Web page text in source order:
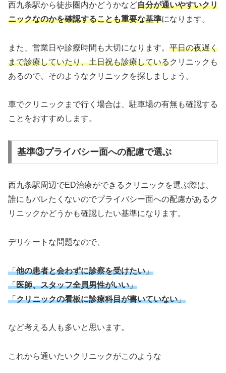
西九条駅から徒歩圏内かどうかなど自分が通いやすいクリ
ニックなのかを確認することも重要な基準になります。
また、営業日や診療時間も大切になります。 平日の夜遅く
まで診療していたり、土日祝も診療しているクリニックも
あるので、そのようなクリニックを探しましょう。
車でクリニックまで行く場合は、駐車場の有無も確認する
ことをおすすめします。
基準③プライバシー面への配慮で選ぶ
西九条駅周辺でED治療ができるクリニックを選ぶ際は、
誰にもバレたくないのでプライバシー面への配慮があるク
リニックかどうかも確認したい基準になります。
デリケートな問題なので、
「他の患者と会わずに診察を受けたい」
「医師、スタッフ全員男性がいい」
「クリニックの看板に診療科目が書いていない」
など考える人も多いと思います。
これから通いたいクリニックがこのような